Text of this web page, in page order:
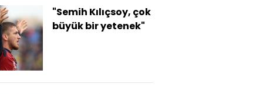
"Semih Kılıçsoy, çok
büyük bir yetenek"